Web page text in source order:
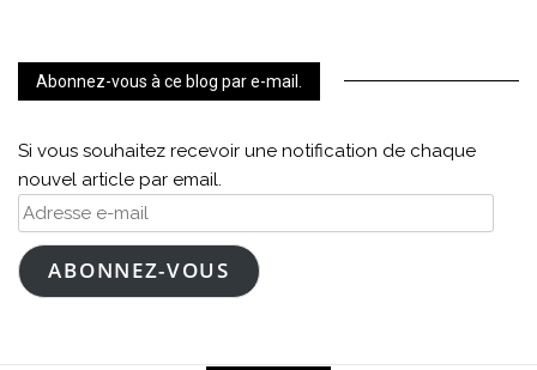
Abonnez-vous à ce blog par e-mail.
Si vous souhaitez recevoir une notification de chaque
nouvel article par email.
Adresse
e-
mailABONNEZ-VOUS